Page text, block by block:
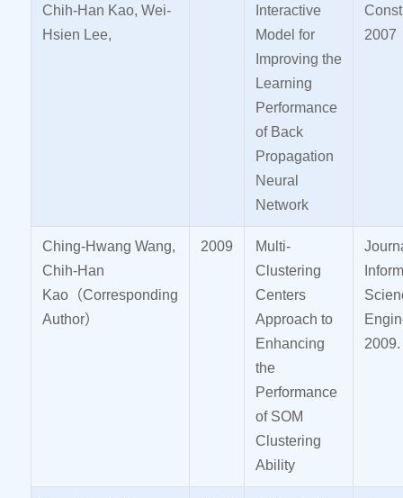
Chih-Han Kao, Wei-
Hsien Lee,
Interactive
Model for
Improving the
Learning
Performance
of Back
Propagation
Neural
Network
2007
Ching-Hwang Wang,
Chih-Han
Kao（Corresponding
Author）
2009
Multi-
Clustering
Centers
Approach to
Enhancing
the
Performance
of SOM
Clustering
Ability
2009.